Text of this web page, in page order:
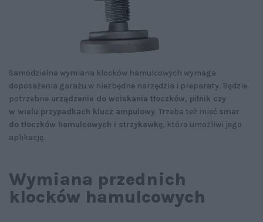
Samodzielna wymiana klocków hamulcowych wymaga
doposażenia garażu w niezbędne narzędzia i preparaty. Będzie
potrzebne urządzenie do wciskania tłoczków, pilnik czy
w wielu przypadkach klucz ampulowy. Trzeba też mieć smar
do tłoczków hamulcowych i strzykawkę, która umożliwi jego
aplikację.
Wymiana przednich
klocków hamulcowych